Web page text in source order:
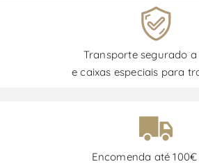
Transporte segurado a
e caixas especiais para
Encomenda até